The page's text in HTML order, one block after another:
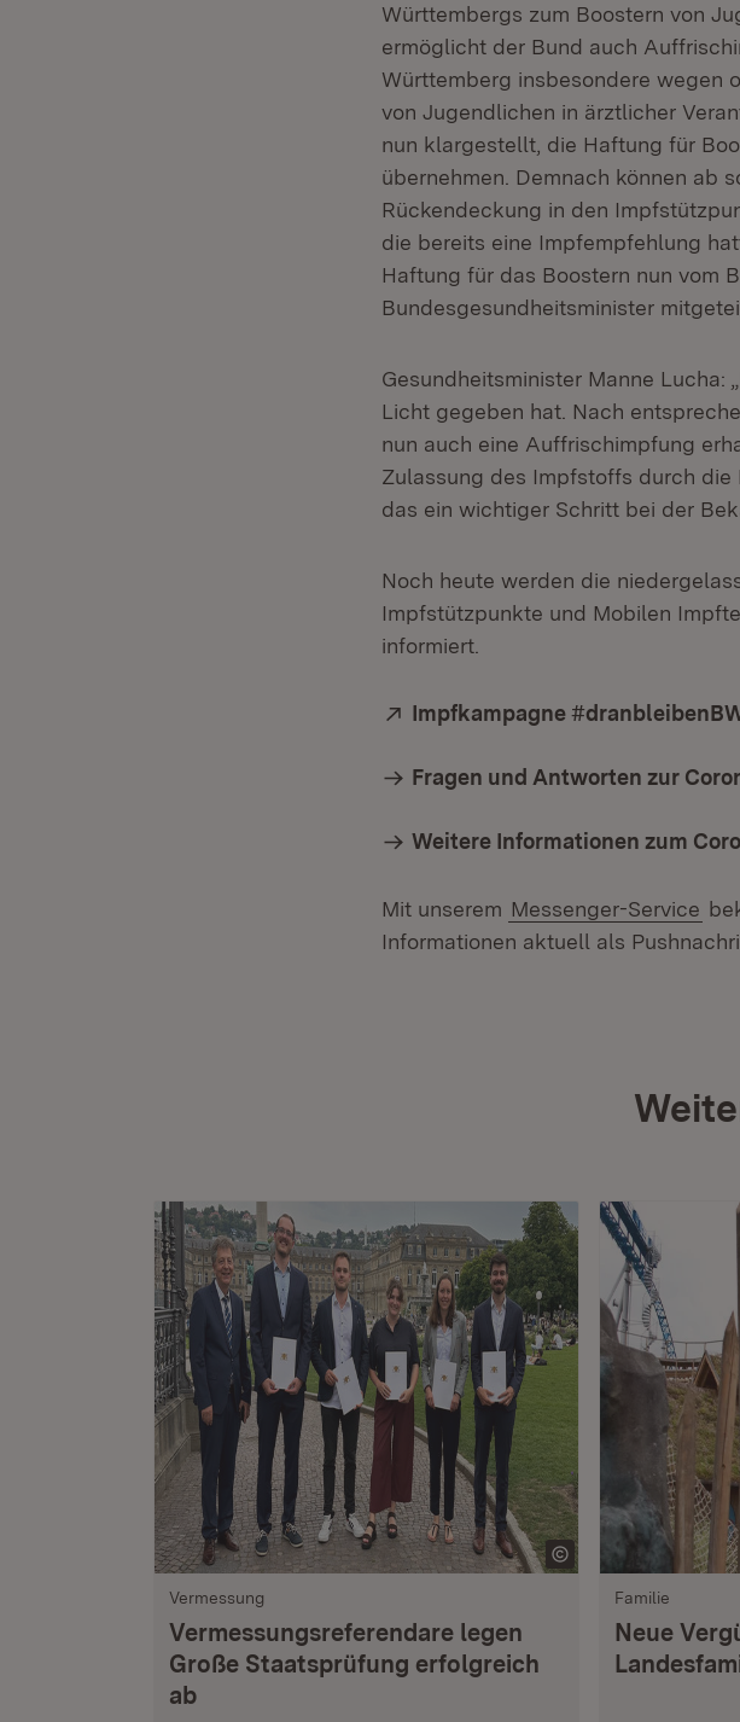
Württembergs zum Boostern von
ermöglicht der Bund auch
Württemberg insbesondere wegen
von Jugendlichen in ärztlicher
nun klargestellt, die Haftung für
übernehmen. Demnach können ab
Rückendeckung in den
die bereits eine Impfempfehlung
Haftung für das Boostern nun vom
Bundesgesundheitsminister
Gesundheitsminister Manne Lucha:
Licht gegeben hat. Nach
nun auch eine Auffrischimpfung
Zulassung des Impfstoffs durch
das ein wichtiger Schritt bei der
Noch heute werden die
Impfstützpunkte und Mobilen
informiert.
Extern:
Impfkampagne
Fragen und Antworten zur
Weitere Informationen zum
Mit unserem Messenger-Service
Informationen aktuell als
Vermessung
Vermessungsreferendare legen
Große Staatsprüfung erfolgreich
ab
Familie
Neue